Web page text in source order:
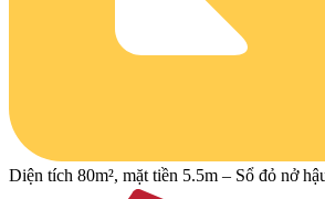
Diện tích 80m², mặt tiền 5.5m – Sổ đỏ nở